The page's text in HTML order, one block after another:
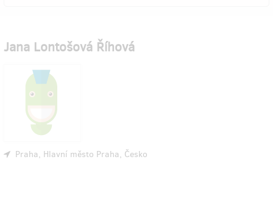
Jana Lontošová Říhová
Praha, Hlavní město Praha, Česko